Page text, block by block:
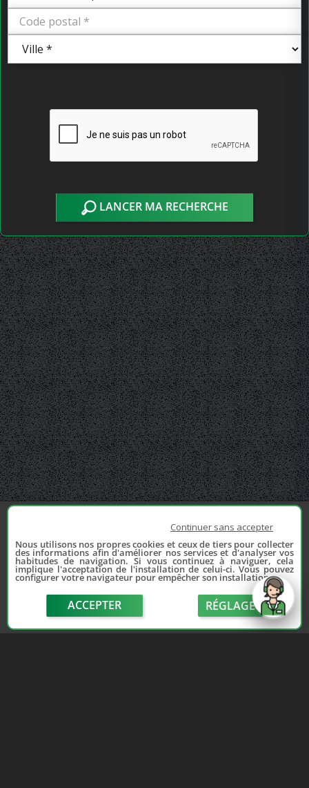
LANCER MA RECHERCHE
Continuer sans accepter
Nous utilisons nos propres cookies et ceux de tiers pour collecter
des informations afin d'améliorer nos services et d'analyser vos
habitudes de navigation. Si vous continuez à naviguer, cela
implique l'acceptation de l'installation de celui-ci. Vous pouvez
configurer votre navigateur pour empêcher son installation.
ACCEPTER RÉGLAGE